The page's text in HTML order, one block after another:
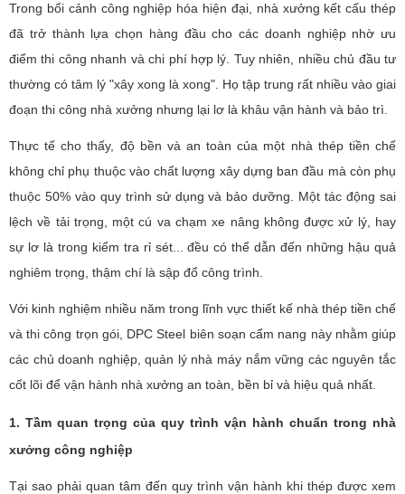
Trong bối cảnh công nghiệp hóa hiện đại, nhà xưởng kết cấu thép
đã trở thành lựa chọn hàng đầu cho các doanh nghiệp nhờ ưu
điểm thi công nhanh và chi phí hợp lý. Tuy nhiên, nhiều chủ đầu tư
thường có tâm lý "xây xong là xong". Họ tập trung rất nhiều vào giai
đoạn thi công nhà xưởng nhưng lại lơ là khâu vận hành và bảo trì.
Thực tế cho thấy, độ bền và an toàn của một nhà thép tiền chế
không chỉ phụ thuộc vào chất lượng xây dựng ban đầu mà còn phụ
thuộc 50% vào quy trình sử dụng và bảo dưỡng. Một tác động sai
lệch về tải trọng, một cú va chạm xe nâng không được xử lý, hay
sự lơ là trong kiểm tra rỉ sét... đều có thể dẫn đến những hậu quả
nghiêm trọng, thậm chí là sập đổ công trình.
Với kinh nghiệm nhiều năm trong lĩnh vực thiết kế nhà thép tiền chế
và thi công trọn gói, DPC Steel biên soạn cẩm nang này nhằm giúp
các chủ doanh nghiệp, quản lý nhà máy nắm vững các nguyên tắc
cốt lõi để vận hành nhà xưởng an toàn, bền bỉ và hiệu quả nhất.
1. Tầm quan trọng của quy trình vận hành chuẩn trong nhà
xưởng công nghiệp
Tại sao phải quan tâm đến quy trình vận hành khi thép được xem